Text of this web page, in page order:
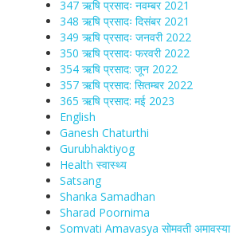
347 ऋषि प्रसादः नवम्बर 2021
348 ऋषि प्रसादः दिसंबर 2021
349 ऋषि प्रसादः जनवरी 2022
350 ऋषि प्रसादः फरवरी 2022
354 ऋषि प्रसाद: जून 2022
357 ऋषि प्रसाद: सितम्बर 2022
365 ऋषि प्रसाद: मई 2023
English
Ganesh Chaturthi
Gurubhaktiyog
Health स्वास्‍थ्‍य
Satsang
Shanka Samadhan
Sharad Poornima
Somvati Amavasya सोमवती अमावस्या